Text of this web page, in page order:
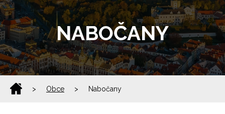
NABOČANY
> Obce > Nabočany